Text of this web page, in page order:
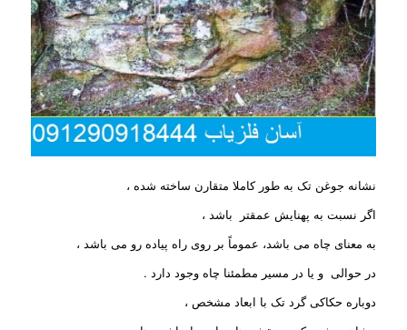
نشانه جوغن تک به طور کاملا متقارن ساخته شده ،
اگر نسبت به پهنایش عمقتر باشد ،
به معنای چاه می باشد، عموماً بر روی راه پیاده رو می باشد ،
در حوالی و یا در مسیر مطمئنا چاه وجود دارد .
دوباره حکاکی گرد تک با ابعاد مشخص ،